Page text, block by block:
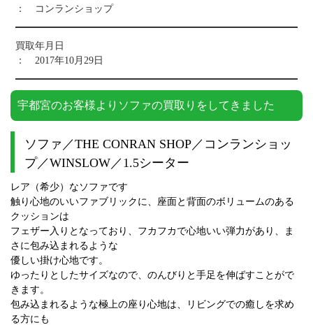
： コンランショップ
買取年月日
： 2017年10月29日
宇都宮のお客様よりソファの買取りをしてきました
ソファ／THE CONRAN SHOP／コンランショッ
プ／WINSLOW／1.5シーター
レア（希少）なソファです
触り心地のいいファブリックに、座面と背面のボリュームのある
クッションは
フェザー入りとなっており、フカフカで心地いい弾力があり、ま
さに包み込まれるような
優しい掛け心地です。
ゆったりとしたサイズなので、のんびりと手足を伸ばすことがで
きます。
包み込まれるような極上の座り心地は、リビングでの癒しを求め
る方にも